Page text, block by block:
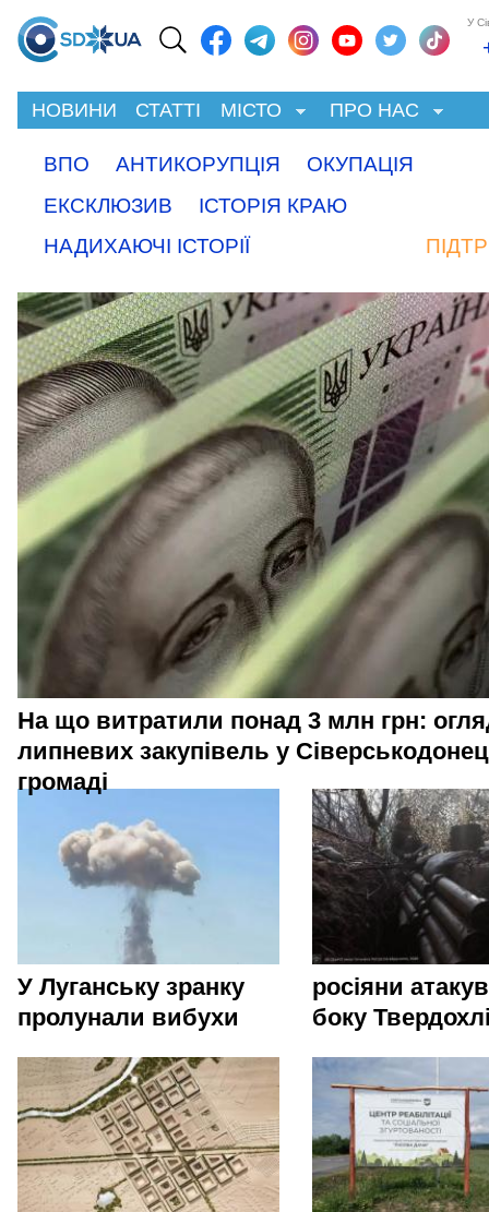
У
НОВИНИ СТАТТІ МІСТО ПРО НАС
ВПО АНТИКОРУПЦІЯ
ОКУПАЦІЯ
ЕКСКЛЮЗИВ
ІСТОРІЯ КРАЮ
НАДИХАЮЧІ ІСТОРІЇ
На що витратили понад 3 млн грн:
липневих закупівель у
громаді
У Луганську зранку
пролунали вибухи
росіяни
боку